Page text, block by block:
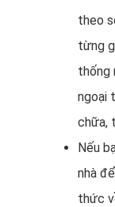
theo
từng
thống
ngoại
chữa,
Nếu
nhà
thức